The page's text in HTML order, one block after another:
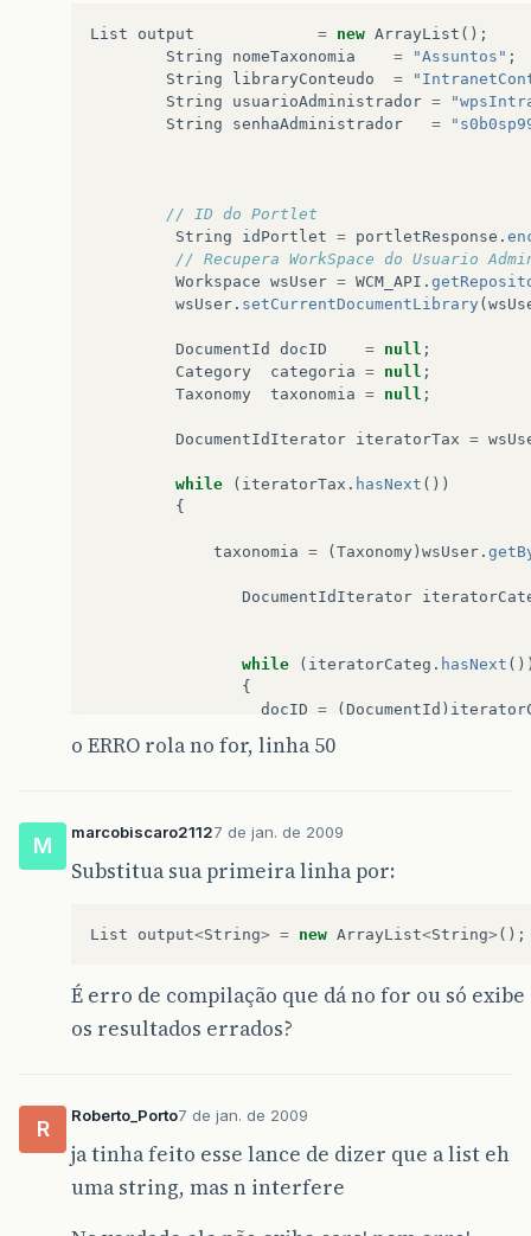
List output = new ArrayList ();
String
nomeTaxonomia = "Assuntos" ;
String
libraryConteudo =
String
usuarioAdministrador =
String
senhaAdministrador =
// ID do Portlet
String
idPortlet = portletResponse .
// Recupera WorkSpace do Usuario
Workspace wsUser = WCM_API .
wsUser . setCurrentDocumentLibrary (
DocumentId docID = null ;
Category
categoria = null ;
Taxonomy
taxonomia = null ;
DocumentIdIterator iteratorTax =
while ( iteratorTax . hasNext ())
{
taxonomia = ( Taxonomy ) wsUser .
DocumentIdIterator
while ( iteratorCateg . hasNext
{
docID = ( DocumentId )
output
Collections
%>
<table cellpadding="3" cellspacing ="0" border=
<tr>
<select
<option value ="<%=s%>"
o ERRO rola no for, linha 50
M
marcobiscaro21127 de jan. de 2009
Substitua sua primeira linha por:
List output<String> = new ArrayList<String> ();
É erro de compilação que dá no for ou só exibe
os resultados errados?
R
Roberto_Porto7 de jan. de 2009
ja tinha feito esse lance de dizer que a list eh
uma string, mas n interfere